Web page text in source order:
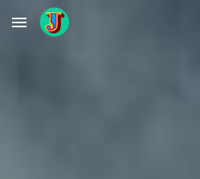
Skip to main content